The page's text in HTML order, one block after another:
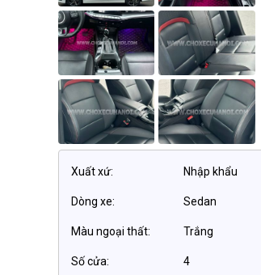
Xuất xứ: Nhập khẩu
Dòng xe: Sedan
Màu ngoại thất: Trắng
Số cửa: 4